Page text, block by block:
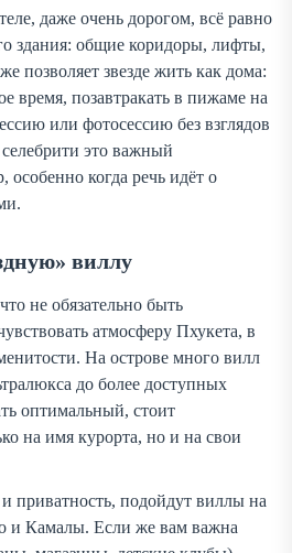
даже очень дорогом, всё равно
здания: общие коридоры, лифты,
позволяет звезде жить как дома:
время, позавтракать в пижаме на
или фотосессию без взглядов
это важный
особенно когда речь идёт о
виллу
не обязательно быть
атмосферу Пхукета, в
На острове много вилл
до более доступных
оптимальный, стоит
на имя курорта, но и на свои
приватность, подойдут виллы на
и Камалы. Если же вам важна